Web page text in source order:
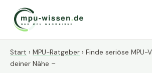
Start › MPU-Ratgeber › Finde seriöse MPU-
deiner Nähe –